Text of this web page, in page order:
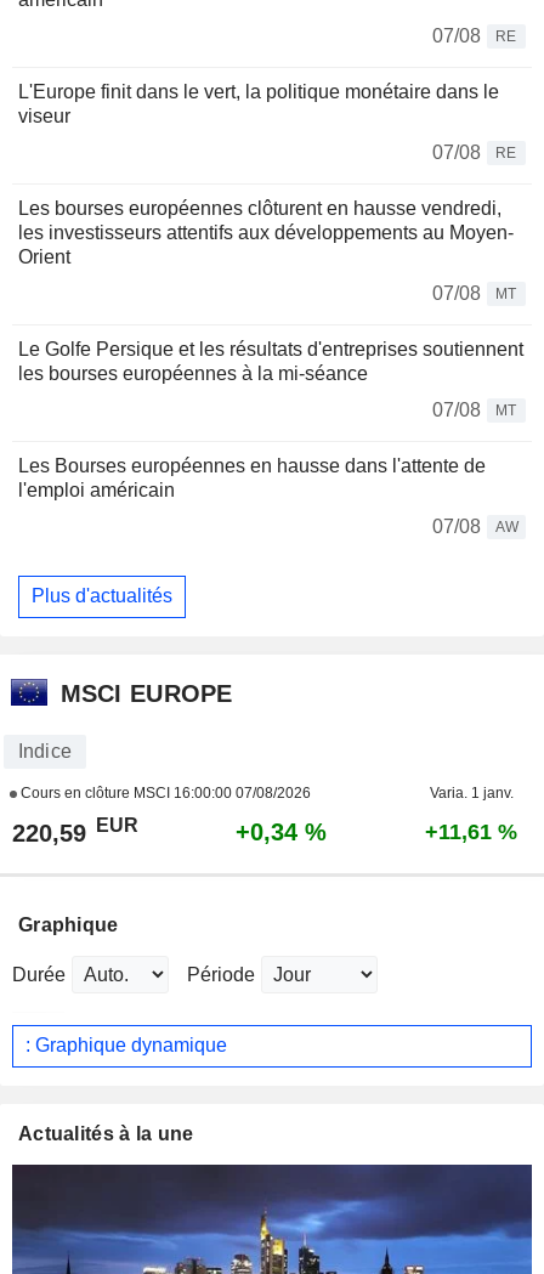
07/08
RE
L'Europe finit dans le vert, la politique monétaire dans le
viseur
07/08
RE
Les bourses européennes clôturent en hausse vendredi,
les investisseurs attentifs aux développements au Moyen-
Orient
07/08
MT
Le Golfe Persique et les résultats d'entreprises soutiennent
les bourses européennes à la mi-séance
07/08
MT
Les Bourses européennes en hausse dans l'attente de
l'emploi américain
07/08
AW
Plus d'actualités
MSCI EUROPE
Indice
Cours en clôture MSCI 16:00:00 07/08/2026 Varia. 1 janv.
220,59 EUR +0,34 % +11,61 %
Graphique
Durée Période
: Graphique dynamique
Actualités à la une